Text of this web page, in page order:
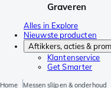
Graveren
Alles in Explore
Nieuwste producten
Aftikkers, acties &
Klantenservice
Get Smarter
Home Messen slijpen & onderhoud